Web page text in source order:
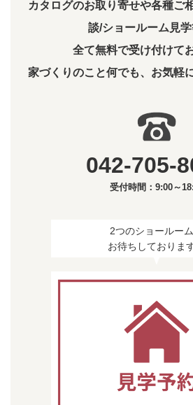
カタログのお取り寄せや各種ご
談/ショールーム見
全て無料で受け付けて
家づくりのこと何でも、お気軽
042-705-
受付時間：9:00～
2つのショールー
お待ちしておりま